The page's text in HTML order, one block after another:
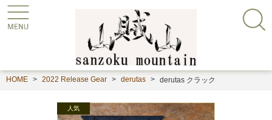
HOME 2022 Release Gear derutas derutas クラック